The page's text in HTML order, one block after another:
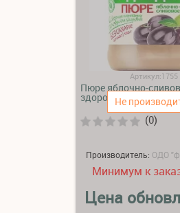
Не
Артикул:1755
Пюре яблочно-
здоров»
(0)
Производитель: ОДО
Минимум к
Цена